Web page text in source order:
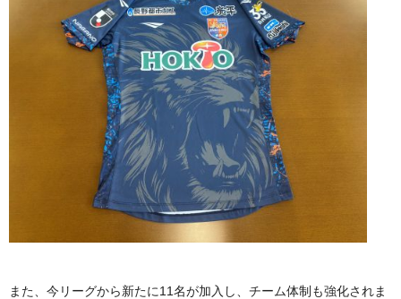
また、今リーグから新たに11名が加入し、チーム体制も強化されま